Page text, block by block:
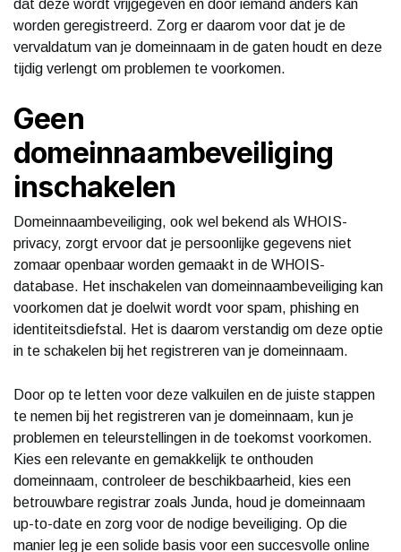
dat deze wordt vrijgegeven en door iemand anders kan
worden geregistreerd. Zorg er daarom voor dat je de
vervaldatum van je domeinnaam in de gaten houdt en deze
tijdig verlengt om problemen te voorkomen.
Geen
domeinnaambeveiliging
inschakelen
Domeinnaambeveiliging, ook wel bekend als WHOIS-
privacy, zorgt ervoor dat je persoonlijke gegevens niet
zomaar openbaar worden gemaakt in de WHOIS-
database. Het inschakelen van domeinnaambeveiliging kan
voorkomen dat je doelwit wordt voor spam, phishing en
identiteitsdiefstal. Het is daarom verstandig om deze optie
in te schakelen bij het registreren van je domeinnaam.
Door op te letten voor deze valkuilen en de juiste stappen
te nemen bij het registreren van je domeinnaam, kun je
problemen en teleurstellingen in de toekomst voorkomen.
Kies een relevante en gemakkelijk te onthouden
domeinnaam, controleer de beschikbaarheid, kies een
betrouwbare registrar zoals Junda, houd je domeinnaam
up-to-date en zorg voor de nodige beveiliging. Op die
manier leg je een solide basis voor een succesvolle online